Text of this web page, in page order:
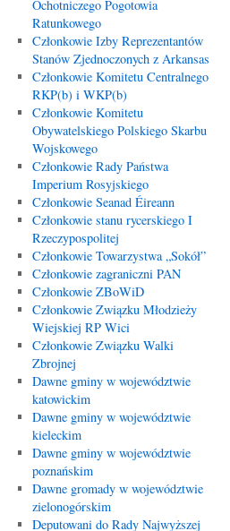
Ochotniczego Pogotowia
Ratunkowego
Członkowie Izby Reprezentantów
Stanów Zjednoczonych z Arkansas
Członkowie Komitetu Centralnego
RKP(b) i WKP(b)
Członkowie Komitetu
Obywatelskiego Polskiego Skarbu
Wojskowego
Członkowie Rady Państwa
Imperium Rosyjskiego
Członkowie Seanad Éireann
Członkowie stanu rycerskiego I
Rzeczypospolitej
Członkowie Towarzystwa „Sokół”
Członkowie zagraniczni PAN
Członkowie ZBoWiD
Członkowie Związku Młodzieży
Wiejskiej RP Wici
Członkowie Związku Walki
Zbrojnej
Dawne gminy w województwie
katowickim
Dawne gminy w województwie
kieleckim
Dawne gminy w województwie
poznańskim
Dawne gromady w województwie
zielonogórskim
Deputowani do Rady Najwyższej